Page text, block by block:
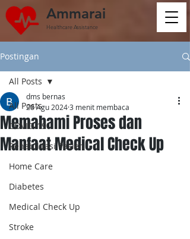
Ammarai
Healthcare Assistance
Postingan
All Posts
COVID-19
Rehabilitasi Pasien
Home Care
Diabetes
Medical Check Up
Stroke
All Posts
Memahami Proses dan
Manfaat Medical Check Up
dms bernas
28 Agu 20243 menit membaca